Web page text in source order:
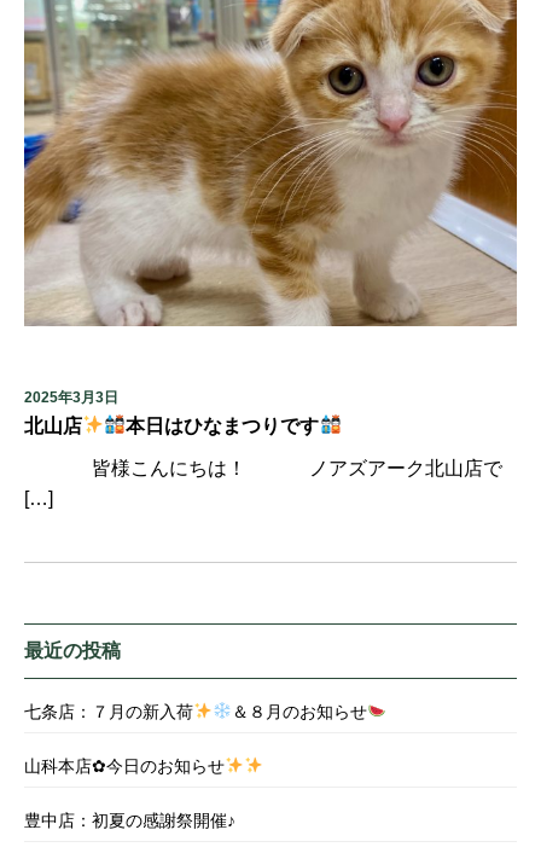
2025年3月3日
北山店 本日はひなまつりです
皆様こんにちは！ ノアズアーク北山店で
[…]
最近の投稿
七条店：７月の新入荷 ＆８月のお知らせ
山科本店✿今日のお知らせ
豊中店：初夏の感謝祭開催♪